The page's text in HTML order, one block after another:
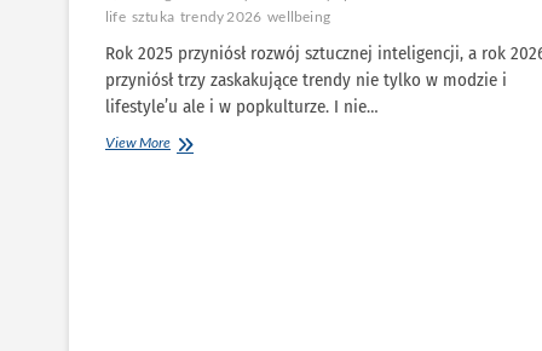
life sztuka trendy 2026 wellbeing
Rok 2025 przyniósł rozwój sztucznej inteligencji, a rok
przyniósł trzy zaskakujące trendy nie tylko w modzie i
lifestyle’u ale i w popkulturze. I nie…
View MoreTrzy